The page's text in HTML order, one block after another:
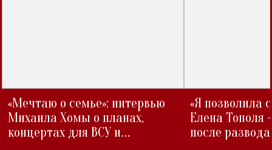
«Мечтаю о семье»: интервью
Михаила Хомы о планах,
концертах для ВСУ и
«Я позволила
Елена Тополя
после развода